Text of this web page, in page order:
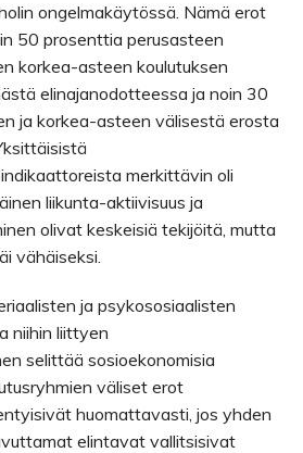
ongelmakäytössä. Nämä erot
50 prosenttia perusasteen
korkea-asteen koulutuksen
elinajanodotteessa ja noin 30
ja korkea-asteen välisestä erosta
merkittävin oli
liikunta-aktiivisuus ja
olivat keskeisiä tekijöitä, mutta
vähäiseksi.
ja psykososiaalisten
niihin liittyen
selittää sosioekonomisia
väliset erot
huomattavasti, jos yhden
elintavat vallitsisivat